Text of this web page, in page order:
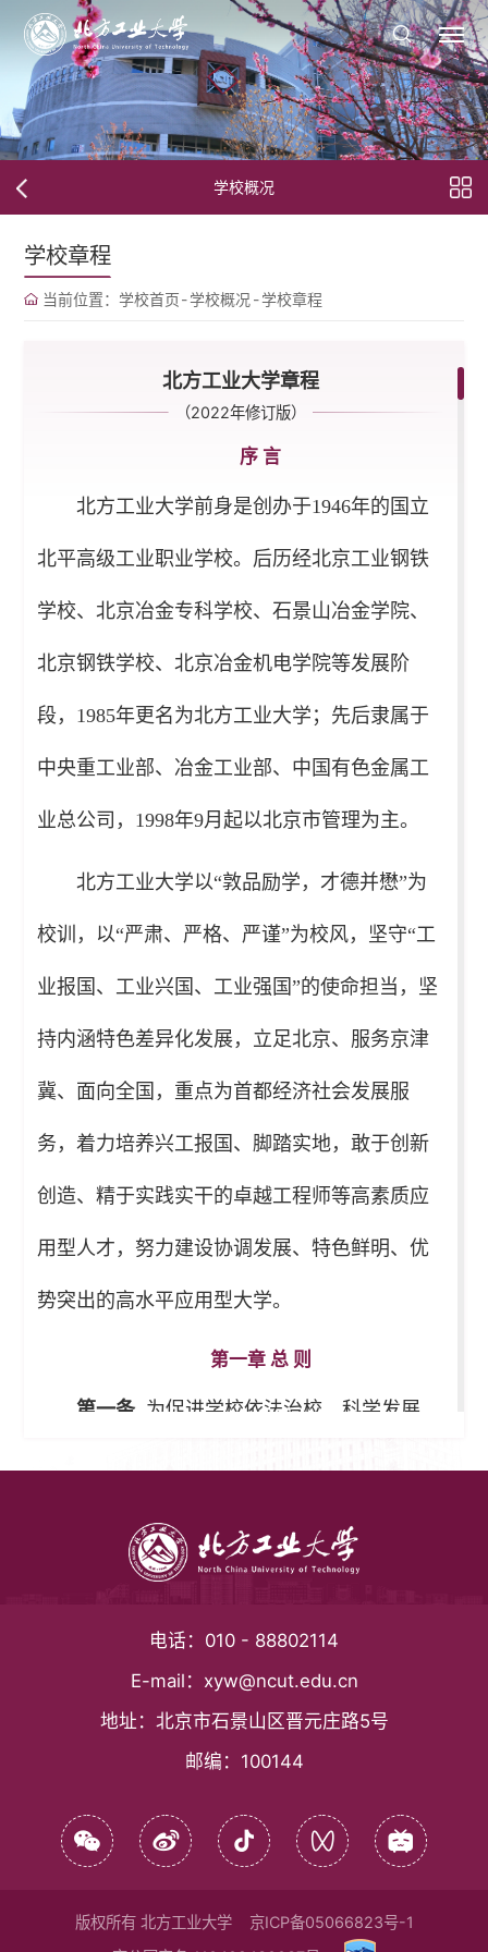
学校概况
学校章程
当前位置： 学校首页-学校概况 -学校章程
北方工业大学章程
（2022年修订版）
序 言
北方工业大学前身是创办于1946年的国立
北平高级工业职业学校。后历经北京工业钢铁
学校、北京冶金专科学校、石景山冶金学院、
北京钢铁学校、北京冶金机电学院等发展阶
段，1985年更名为北方工业大学；先后隶属于
中央重工业部、冶金工业部、中国有色金属工
业总公司，1998年9月起以北京市管理为主。
北方工业大学以“敦品励学，才德并懋”为
校训，以“严肃、严格、严谨”为校风，坚守“工
业报国、工业兴国、工业强国”的使命担当，坚
持内涵特色差异化发展，立足北京、服务京津
冀、面向全国，重点为首都经济社会发展服
务，着力培养兴工报国、脚踏实地，敢于创新
创造、精于实践实干的卓越工程师等高素质应
用型人才，努力建设协调发展、特色鲜明、优
势突出的高水平应用型大学。
第一章 总 则
第一条 为促进学校依法治校、科学发展，
办法》等规定，结合本校实际，制定本章程。
本章程是制定学校内部管理制度及
规范性文件、实施管理、履行职责、开展社会
活动的基本准则和依据。
名为North China University of Technology；中文
电话： 010 - 88802114
E-mail： xyw@ncut.edu.cn
地址： 北京市石景山区晋元庄路5号
邮编： 100144
版权所有 北方工业大学
京ICP备05066823号-1